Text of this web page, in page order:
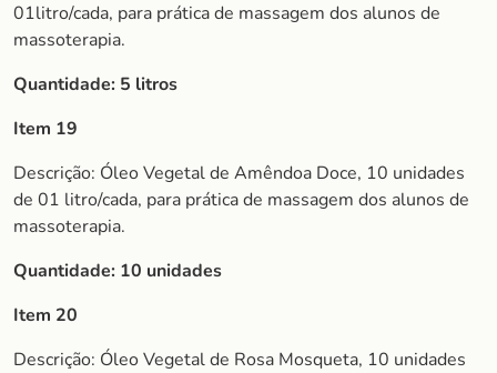
01litro/cada, para prática de massagem dos alunos de
massoterapia.
Quantidade: 5 litros
Item 19
Descrição: Óleo Vegetal de Amêndoa Doce, 10 unidades
de 01 litro/cada, para prática de massagem dos alunos de
massoterapia.
Quantidade: 10 unidades
Item 20
Descrição: Óleo Vegetal de Rosa Mosqueta, 10 unidades